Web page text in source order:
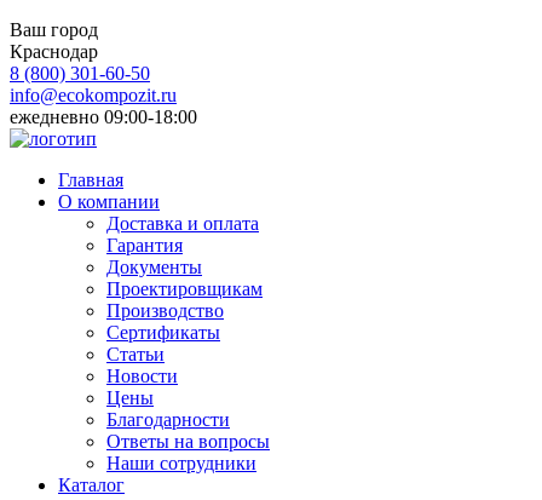
Ваш город
Краснодар
8 (800) 301-60-50
info@ecokompozit.ru
ежедневно 09:00-18:00
Главная
О компании
Доставка и оплата
Гарантия
Документы
Проектировщикам
Производство
Сертификаты
Статьи
Новости
Цены
Благодарности
Ответы на вопросы
Наши сотрудники
Каталог